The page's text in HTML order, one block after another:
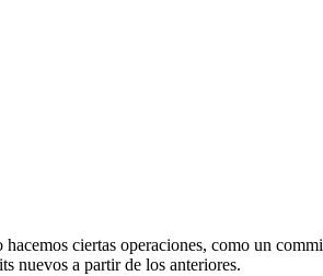
ciertas operaciones, como un
nuevos a partir de los anteriores.